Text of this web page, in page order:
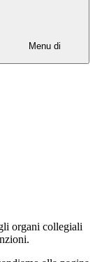
Menu di
organi collegiali